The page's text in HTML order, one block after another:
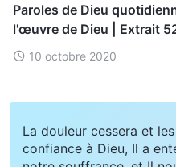
Paroles de Dieu
l'œuvre de Dieu | Extrait
10 octobre 2020
La douleur cessera et
confiance à Dieu, Il a